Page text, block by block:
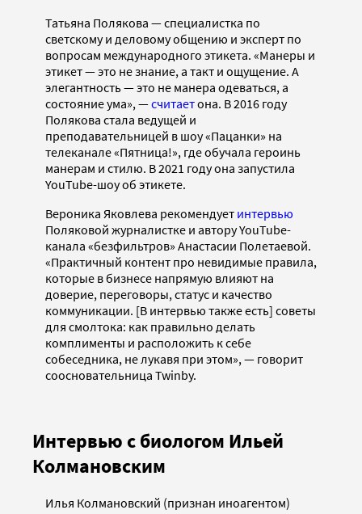
Татьяна Полякова — специалистка по
светскому и деловому общению и эксперт по
вопросам международного этикета. «Манеры и
этикет — это не знание, а такт и ощущение. А
элегантность — это не манера одеваться, а
состояние ума», —считаетона. В 2016 году
Полякова стала ведущей и
преподавательницей в шоу «Пацанки» на
телеканале «Пятница!», где обучала героинь
манерам и стилю. В 2021 году она запустила
YouTube-шоу об этикете.
Вероника Яковлева рекомендует интервью
Поляковой журналистке и автору YouTube-
канала «безфильтров» Анастасии Полетаевой.
«Практичный контент про невидимые правила,
которые в бизнесе напрямую влияют на
доверие, переговоры, статус и качество
коммуникации. [В интервью также есть] советы
для смолтока: как правильно делать
комплименты и расположить к себе
собеседника, не лукавя при этом», — говорит
соосновательница Twinby.
Интервью с биологом Ильей
Колмановским
Илья Колмановский (признан иноагентом)